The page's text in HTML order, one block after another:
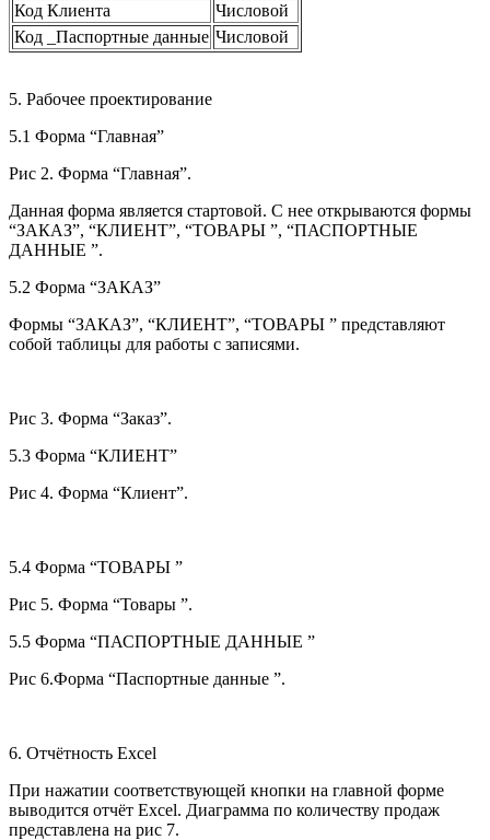
Код Клиента
Числовой
Код _Паспортные данные Числовой
5. Рабочее проектирование
5.1 Форма “Главная”
Рис 2. Форма “Главная”.
Данная форма является стартовой. С нее открываются формы
“ЗАКАЗ”, “КЛИЕНТ”, “ТОВАРЫ ”, “ПАСПОРТНЫЕ
ДАННЫЕ ”.
5.2 Форма “ЗАКАЗ”
Формы “ЗАКАЗ”, “КЛИЕНТ”, “ТОВАРЫ ” представляют
собой таблицы для работы с записями.
Рис 3. Форма “Заказ”.
5.3 Форма “КЛИЕНТ”
Рис 4. Форма “Клиент”.
5.4 Форма “ТОВАРЫ ”
Рис 5. Форма “Товары ”.
5.5 Форма “ПАСПОРТНЫЕ ДАННЫЕ ”
Рис 6.Форма “Паспортные данные ”.
6. Отчётность Excel
При нажатии соответствующей кнопки на главной форме
выводится отчёт Excel. Диаграмма по количеству продаж
представлена на рис 7.